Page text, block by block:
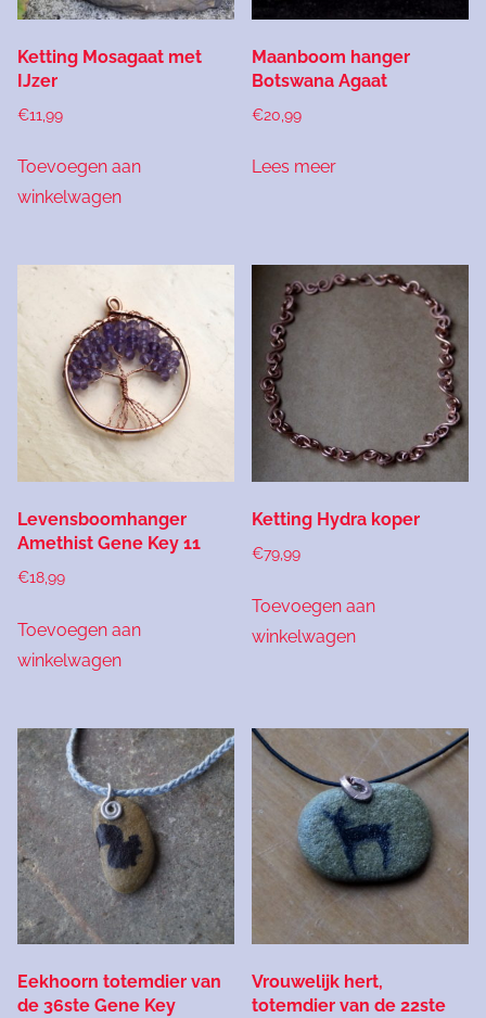
Ketting Mosagaat met
IJzer
€11,99
Toevoegen aan
winkelwagen
Maanboom hanger
Botswana Agaat
€20,99
Lees meer
Levensboomhanger
Amethist Gene Key 11
€18,99
Toevoegen aan
winkelwagen
Ketting Hydra koper
€79,99
Toevoegen aan
winkelwagen
Eekhoorn totemdier van
de 36ste Gene Key
Vrouwelijk hert,
totemdier van de 22ste